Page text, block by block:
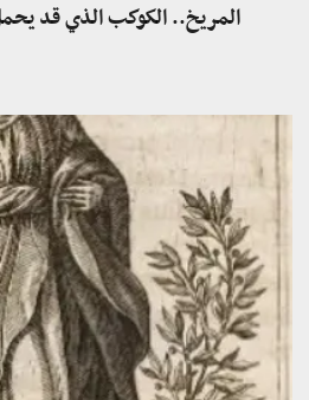
المريخ.. الكوكب الذي قد